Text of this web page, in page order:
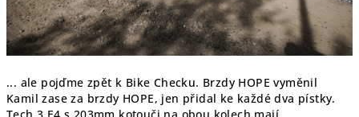
... ale pojďme zpět k Bike Checku. Brzdy HOPE vyměnil
Kamil zase za brzdy HOPE, jen přidal ke každé dva pístky.